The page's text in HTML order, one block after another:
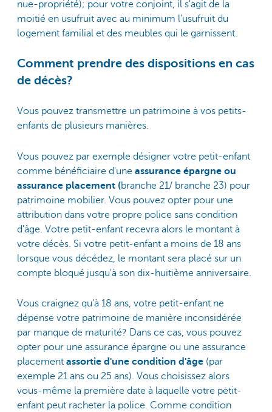
nue-propriété); pour votre conjoint, il s'agit de la
moitié en usufruit avec au minimum l'usufruit du
logement familial et des meubles qui le garnissent.
Comment prendre des dispositions en cas
de décès?
Vous pouvez transmettre un patrimoine à vos petits-
enfants de plusieurs manières.
Vous pouvez par exemple désigner votre petit-enfant
comme bénéficiaire d'une assurance épargne ou
assurance placement (branche 21/ branche 23) pour
patrimoine mobilier. Vous pouvez opter pour une
attribution dans votre propre police sans condition
d'âge. Votre petit-enfant recevra alors le montant à
votre décès. Si votre petit-enfant a moins de 18 ans
lorsque vous décédez, le montant sera placé sur un
compte bloqué jusqu'à son dix-huitième anniversaire.
Vous craignez qu'à 18 ans, votre petit-enfant ne
dépense votre patrimoine de manière inconsidérée
par manque de maturité? Dans ce cas, vous pouvez
opter pour une assurance épargne ou une assurance
placement assortie d'une condition d'âge (par
exemple 21 ans ou 25 ans). Vous choisissez alors
vous-même la première date à laquelle votre petit-
enfant peut racheter la police. Comme condition